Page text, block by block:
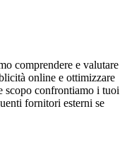
comprendere e valutare
online e ottimizzare
scopo confrontiamo i tuoi
fornitori esterni se